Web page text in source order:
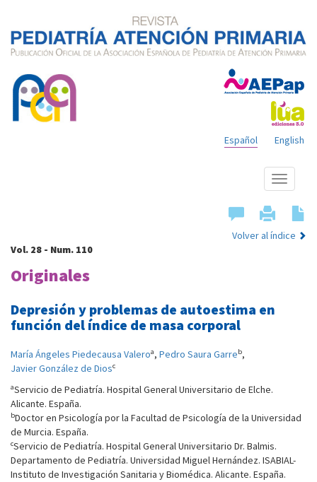
English
Español
Mostrar
menú
Volver al índice
Vol. 28 - Num. 110
Originales
Depresión y problemas de autoestima en
función del índice de masa corporal
María Ángeles Piedecausa Valeroa, Pedro Saura Garreb,
Javier González de Diosc
aServicio de Pediatría. Hospital General Universitario de Elche.
Alicante. España.
bDoctor en Psicología por la Facultad de Psicología de la Universidad
de Murcia. España.
cServicio de Pediatría. Hospital General Universitario Dr. Balmis.
Departamento de Pediatría. Universidad Miguel Hernández. ISABIAL-
Instituto de Investigación Sanitaria y Biomédica. Alicante. España.